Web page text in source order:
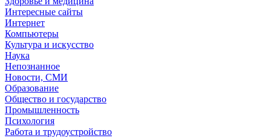
Интересные сайты
Интернет
Компьютеры
Культура и искусство
Наука
Непознанное
Новости, СМИ
Образование
Общество и государство
Промышленность
Психология
Работа и трудоустройство